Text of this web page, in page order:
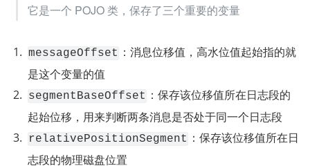
它是一个 POJO 类，保存了三个重要的变量
messageOffset ：消息位移值，高水位值起始指的就
是这个变量的值
segmentBaseOffset ：保存该位移值所在日志段的
起始位移，用来判断两条消息是否处于同一个日志段
relativePositionSegment ：保存该位移值所在日
志段的物理磁盘位置